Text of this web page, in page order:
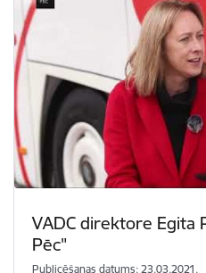
VADC direktore Egita
Pēc"
Publicēšanas datums: 23.03.2021.